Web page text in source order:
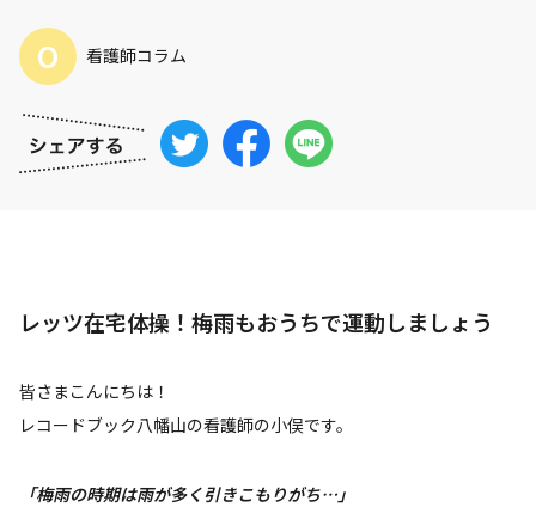
O 看護師コラム
レッツ在宅体操！梅雨もおうちで運動しましょう
皆さまこんにちは！
レコードブック八幡山の看護師の小俣です。
「梅雨の時期は雨が多く引きこもりがち…」